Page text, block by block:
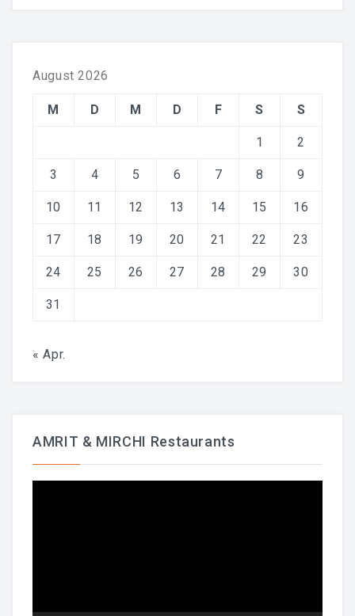
August 2026
M D M D F S S
1 2
3 4 5 6 7 8 9
10 11 12 13 14 15 16
17 18 19 20 21 22 23
24 25 26 27 28 29 30
31
« Apr.
AMRIT & MIRCHI Restaurants